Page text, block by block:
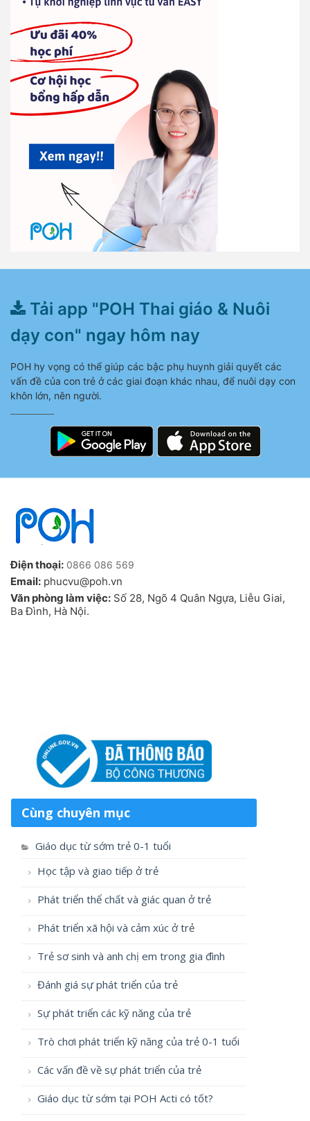
Tải app "POH Thai giáo & Nuôi
dạy con" ngay hôm nay
POH hy vọng có thể giúp các bậc phụ huynh giải quyết các
vấn đề của con trẻ ở các giai đoạn khác nhau, để nuôi dạy con
khôn lớn, nên người.
Điện thoại: 0866 086 569
Email: phucvu@poh.vn
Văn phòng làm việc: Số 28, Ngõ 4 Quân Ngựa, Liễu Giai,
Ba Đình, Hà Nội.
Cùng chuyên mục
Giáo dục từ sớm trẻ 0-1 tuổi
Học tập và giao tiếp ở trẻ
Phát triển thể chất và giác quan ở trẻ
Phát triển xã hội và cảm xúc ở trẻ
Trẻ sơ sinh và anh chị em trong gia đình
Đánh giá sự phát triển của trẻ
Sự phát triển các kỹ năng của trẻ
Trò chơi phát triển kỹ năng của trẻ 0-1 tuổi
Các vấn đề về sự phát triển của trẻ
Giáo dục từ sớm tại POH Acti có tốt?